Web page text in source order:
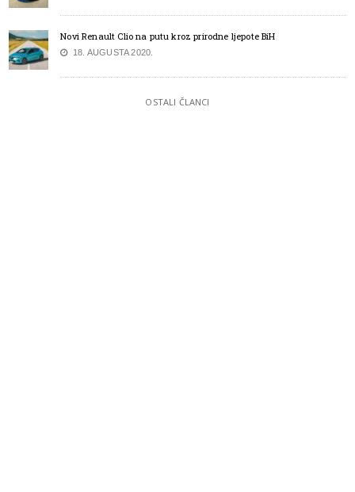
Novi Renault Clio na putu kroz prirodne ljepote BiH
18. AUGUSTA 2020.
OSTALI ČLANCI